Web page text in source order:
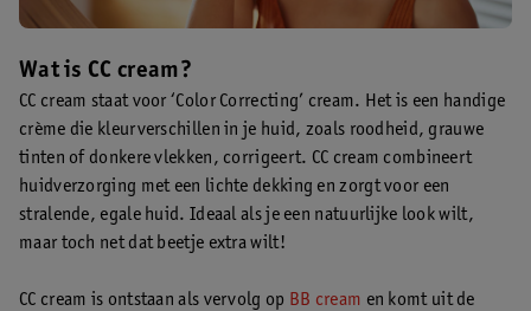
Wat is CC cream?
CC cream staat voor ‘Color Correcting’ cream. Het is een handige
crème die kleurverschillen in je huid, zoals roodheid, grauwe
tinten of donkere vlekken, corrigeert. CC cream combineert
huidverzorging met een lichte dekking en zorgt voor een
stralende, egale huid. Ideaal als je een natuurlijke look wilt,
maar toch net dat beetje extra wilt!
CC cream is ontstaan als vervolg op BB cream en komt uit de